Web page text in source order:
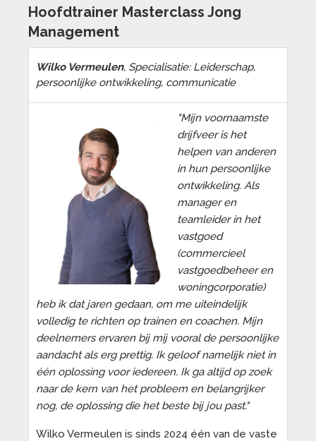
Hoofdtrainer Masterclass Jong
Management
Wilko Vermeulen, Specialisatie: Leiderschap,
persoonlijke ontwikkeling, communicatie
"Mijn voornaamste
drijfveer is het
helpen van anderen
in hun persoonlijke
ontwikkeling. Als
manager en
teamleider in het
vastgoed
(commercieel
vastgoedbeheer en
woningcorporatie)
heb ik dat jaren gedaan, om me uiteindelijk
volledig te richten op trainen en coachen. Mijn
deelnemers ervaren bij mij vooral de persoonlijke
aandacht als erg prettig. Ik geloof namelijk niet in
één oplossing voor iedereen. Ik ga altijd op zoek
naar de kern van het probleem en belangrijker
nog, de oplossing die het beste bij jou past."
Wilko Vermeulen is sinds 2024 één van de vaste